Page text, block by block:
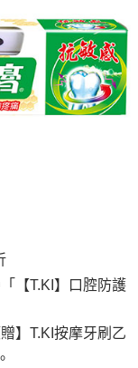
【T.KI】口腔防護
】T.KI按摩牙刷乙